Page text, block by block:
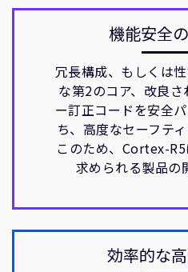
機能安全
冗長構成、もしくは
な第2のコア、改良
ー訂正コードを安全
ち、高度なセーフテ
このため、Cortex-
求められる製品の
効率的な